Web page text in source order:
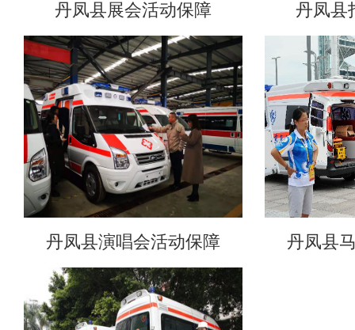
丹凤县展会活动保障 丹凤县
丹凤县演唱会活动保障 丹凤县